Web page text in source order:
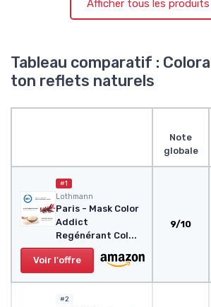
Afficher tous les produits
Tableau comparatif :
ton reflets naturels
Note
globale
#1
Lothmann
Paris - Mask Color
Addict
Regénérant Col...
Voir l'offre
9/10
#2